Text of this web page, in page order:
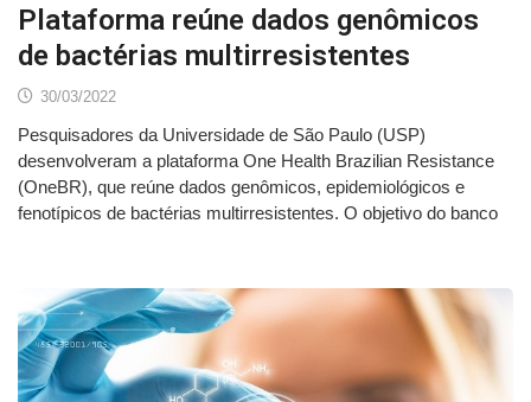
Plataforma reúne dados genômicos
de bactérias multirresistentes
30/03/2022
Pesquisadores da Universidade de São Paulo (USP)
desenvolveram a plataforma One Health Brazilian Resistance
(OneBR), que reúne dados genômicos, epidemiológicos e
fenotípicos de bactérias multirresistentes. O objetivo do banco